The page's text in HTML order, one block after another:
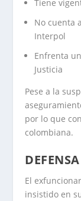
Tiene
No cuenta
Interpol
Enfrenta
Justicia
Pese a la
por lo que
colombiana.
El
insistido en